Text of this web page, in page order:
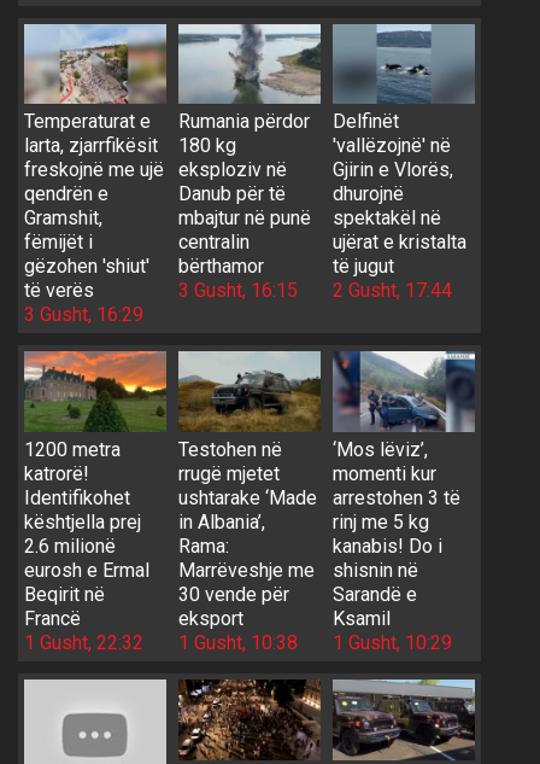
Temperaturat e
larta, zjarrfikësit
freskojnë me ujë
qendrën e
Gramshit,
fëmijët i
gëzohen 'shiut'
të verës
3 Gusht, 16:29
Rumania përdor
180 kg
eksploziv në
Danub për të
mbajtur në punë
centralin
bërthamor
3 Gusht, 16:15
Delfinët
'vallëzojnë' në
Gjirin e Vlorës,
dhurojnë
spektakël në
ujërat e kristalta
të jugut
2 Gusht, 17:44
1200 metra
katrorë!
Identifikohet
kështjella prej
2.6 milionë
eurosh e Ermal
Beqirit në
Francë
1 Gusht, 22:32
Testohen në
rrugë mjetet
ushtarake ‘Made
in Albania’,
Rama:
Marrëveshje me
30 vende për
eksport
1 Gusht, 10:38
‘Mos lëviz’,
momenti kur
arrestohen 3 të
rinj me 5 kg
kanabis! Do i
shisnin në
Sarandë e
Ksamil
1 Gusht, 10:29